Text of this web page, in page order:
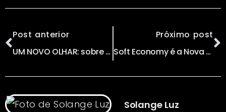
Post anterior
UM NOVO OLHAR: sobre Maternidade & Paternidade
Próximo post
Soft Economy é a Nova Realidade?
Solange Luz